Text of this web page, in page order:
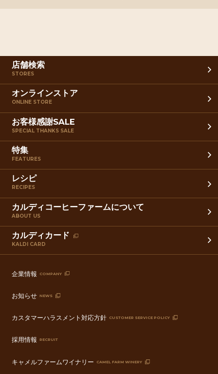
店舗検索
STORES
オンラインストア
ONLINE STORE
お客様感謝SALE
SPECIAL THANKS SALE
特集
FEATURES
レシピ
RECIPES
カルディコーヒーファームについて
ABOUT US
カルディカード
KALDI CARD
企業情報 COMPANY
お知らせ NEWS
カスタマーハラスメント対応方針 CUSTOMER SERVICE POLICY
採用情報 RECRUIT
キャメルファームワイナリー CAMEL FARM WINERY